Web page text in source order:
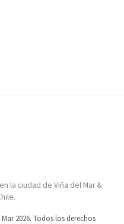
la ciudad de Viña del Mar &
2026. Todos los derechos